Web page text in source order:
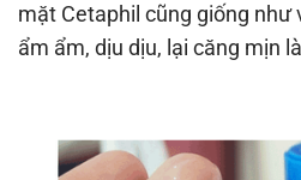
mặt Cetaphil cũng giống như
ẩm ẩm, dịu dịu, lại căng mịn